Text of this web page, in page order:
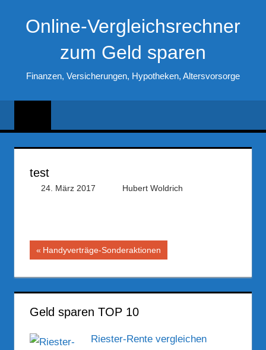
Online-Vergleichsrechner
zum Geld sparen
Finanzen, Versicherungen, Hypotheken, Altersvorsorge
test
24. März 2017 Hubert Woldrich
Beitragsnavigation
Vorheriger
Handyverträge-Sonderaktionen
Geld sparen TOP 10
Riester-Rente vergleichen